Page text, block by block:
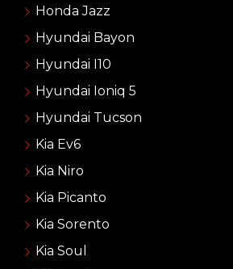
Honda Jazz
Hyundai Bayon
Hyundai I10
Hyundai Ioniq 5
Hyundai Tucson
Kia Ev6
Kia Niro
Kia Picanto
Kia Sorento
Kia Soul